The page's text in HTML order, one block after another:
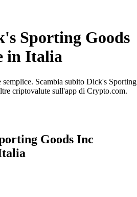
Sporting Goods
in Italia
semplice. Scambia subito Dick's Sporting
criptovalute sull'app di Crypto.com.
Goods Inc